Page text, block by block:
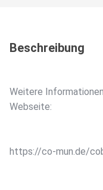
Beschreibung
Weitere
Webseite:
https://co-mun.de/